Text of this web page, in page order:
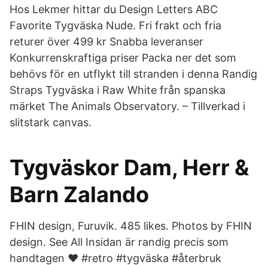
Hos Lekmer hittar du Design Letters ABC
Favorite Tygväska Nude. Fri frakt och fria
returer över 499 kr Snabba leveranser
Konkurrenskraftiga priser Packa ner det som
behövs för en utflykt till stranden i denna Randig
Straps Tygväska i Raw White från spanska
märket The Animals Observatory. – Tillverkad i
slitstark canvas.
Tygväskor Dam, Herr &
Barn Zalando
FHIN design, Furuvik. 485 likes. Photos by FHIN
design. See All Insidan är randig precis som
handtagen ❤ #retro #tygväska #återbruk